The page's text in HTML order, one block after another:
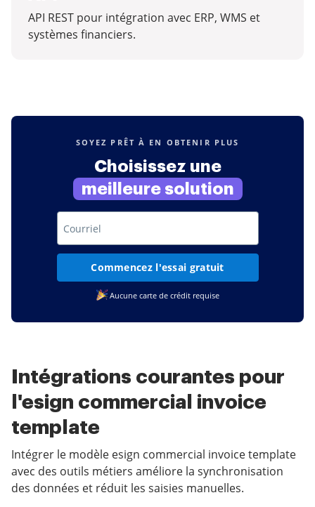
API REST pour intégration avec ERP, WMS et
systèmes financiers.
SOYEZ PRÊT À EN OBTENIR PLUS
Choisissez une
meilleure solution
Commencez l'essai gratuit
Aucune carte de crédit requise
Intégrations courantes pour
l'esign commercial invoice
template
Intégrer le modèle esign commercial invoice template
avec des outils métiers améliore la synchronisation
des données et réduit les saisies manuelles.